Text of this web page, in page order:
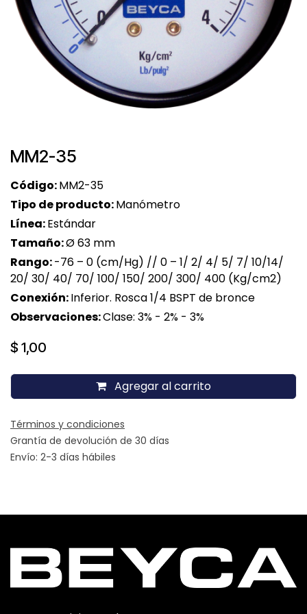
MM2-35
Código:MM2-35
Tipo de producto:Manómetro
Línea:Estándar
Tamaño:Ø 63 mm
Rango:-76 – 0 (cm/Hg) // 0 – 1/ 2/ 4/ 5/ 7/ 10/14/
20/ 30/ 40/ 70/ 100/ 150/ 200/ 300/ 400 (Kg/cm2)
Conexión:Inferior. Rosca 1/4 BSPT de bronce
Observaciones:Clase: 3% - 2% - 3%
$ 1,00
Agregar al carrito
Términos y condiciones
Grantía de devolución de 30 días
Envío: 2-3 días hábiles